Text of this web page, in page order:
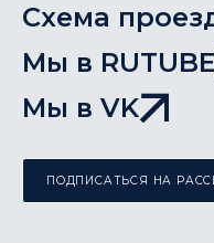
Схема
Мы в RUTUBE
Мы в VK
ПОДПИСАТЬСЯ НА